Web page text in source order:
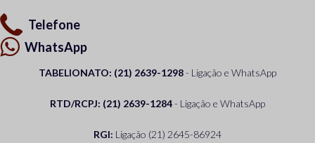
Telefone
WhatsApp
TABELIONATO: (21) 2639-1298- Ligação e WhatsApp
RTD/RCPJ: (21) 2639-1284- Ligação e WhatsApp
RGI: Ligação (21) 2645-86924